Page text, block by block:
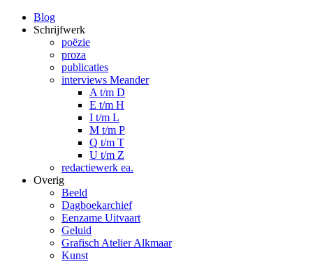
Blog
Schrijfwerk
poëzie
proza
publicaties
interviews Meander
A t/m D
E t/m H
I t/m L
M t/m P
Q t/m T
U t/m Z
redactiewerk ea.
Overig
Beeld
Dagboekarchief
Eenzame Uitvaart
Geluid
Grafisch Atelier Alkmaar
Kunst